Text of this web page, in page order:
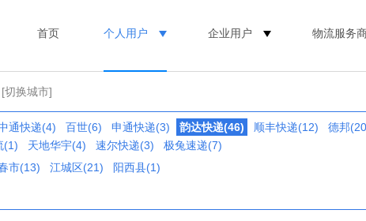
首页 个人用户 企业用户 物流服务
[切换城市]
通快递(4) 百世(6) 申通快递(3) 韵达快递(46) 顺丰快递(12) 德邦
(1) 天地华宇(4) 速尔快递(3)
极兔速递(7)
市(13) 江城区(21)
阳西县(1)